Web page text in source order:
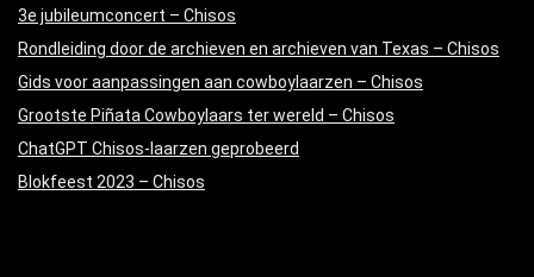
3e jubileumconcert – Chisos
Rondleiding door de archieven en archieven van Texas – Chisos
Gids voor aanpassingen aan cowboylaarzen – Chisos
Grootste Piñata Cowboylaars ter wereld – Chisos
ChatGPT Chisos-laarzen geprobeerd
Blokfeest 2023 – Chisos